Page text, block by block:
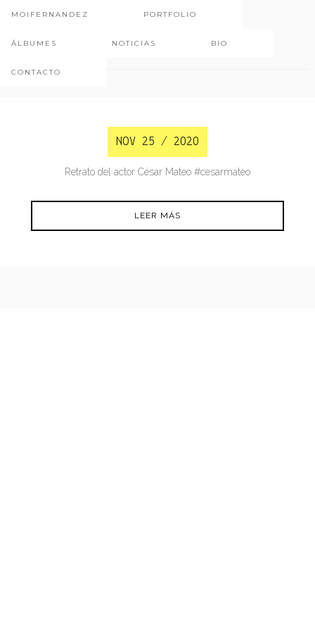
MOIFERNANDEZ PORTFOLIO
ÁLBUMES NOTICIAS BIO
CONTACTO
Foto fija
NOV 25 / 2020
Retrato del actor César Mateo #cesarmateo
LEER MÁS